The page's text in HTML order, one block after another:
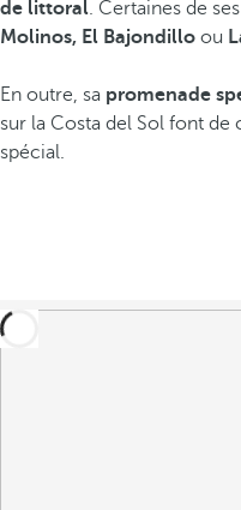
de littoral. Certaines de
Molinos, El Bajondillo ou
En outre, sa promenade
sur la Costa del Sol font
spécial.